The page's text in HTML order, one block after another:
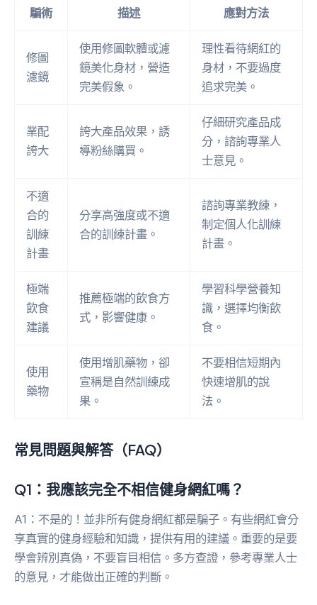
騙術
描述 應對方法
修圖
濾鏡
使用修圖軟體或濾
鏡美化身材，營造
完美假象。
理性看待網紅的
身材，不要過度
追求完美。
業配
誇大
誇大產品效果，誘
導粉絲購買。
仔細研究產品成
分，諮詢專業人
士意見。
不適
合的
訓練
計畫
分享高強度或不適
合的訓練計畫。
諮詢專業教練，
制定個人化訓練
計畫。
極端
飲食
建議
推薦極端的飲食方
式，影響健康。
學習科學營養知
識，選擇均衡飲
食。
使用
藥物
使用增肌藥物，卻
宣稱是自然訓練成
果。
不要相信短期內
快速增肌的說
法。
常見問題與解答（FAQ）
Q1：我應該完全不相信健身網紅嗎？
A1：不是的！並非所有健身網紅都是騙子。有些網紅會分
享真實的健身經驗和知識，提供有用的建議。重要的是要
學會辨別真偽，不要盲目相信。多方查證，參考專業人士
的意見，才能做出正確的判斷。